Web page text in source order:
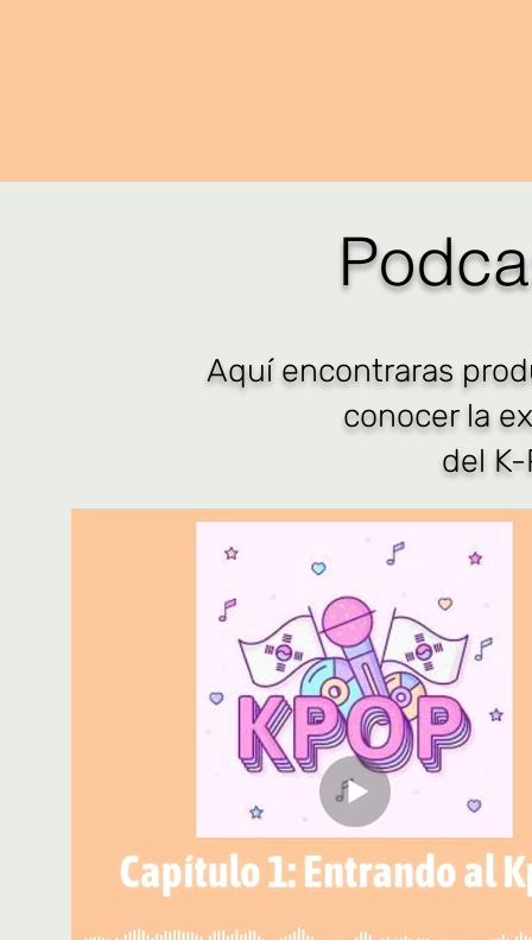
Aquí encontraras
conocer la
del K-